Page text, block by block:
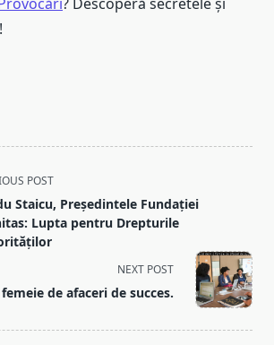
POST
Staicu, Președintele Fundației
Lupta pentru Drepturile
NEXT POST
de afaceri de succes.